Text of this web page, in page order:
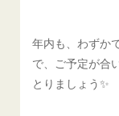
年内も、わずか
で、ご予定が合
とりましょう✨